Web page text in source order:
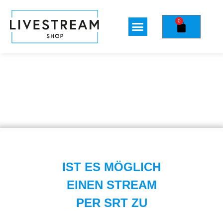
0
IST ES MÖGLICH
EINEN STREAM
PER SRT ZU